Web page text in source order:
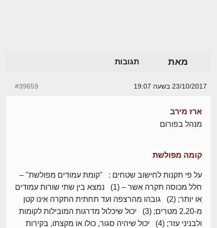
מאת תגובות
23/10/2017 בשעה 19:07 #39659
ארז מירב
מנהל בפורום
קומה מפולשת
על פי תקנות לחישוב שטחים : "קומת עמודים מפולשת" –
חלל מכוסה תקרה אשר – (1) נמצא בין שתי שורות עמודים
או יותר; (2) גובהו מהרצפה ועד תחתית התקרה אינו קטן
מ-2.20 מטרים; (3) יכול שיכלול מדרגות המובילות לקומות
ולבניני עזר; (4) יכול שיהיה סגור, כולו או מקצתו, בקירות